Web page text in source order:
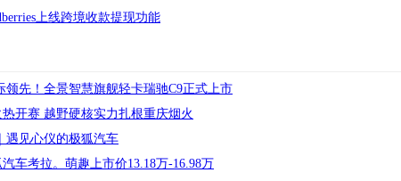
上线跨境收款提现功能
领先！全景智慧旗舰轻卡瑞驰C9正式上市
开赛 越野硬核实力扎根重庆烟火
遇见心仪的极狐汽车
车考拉。萌趣上市价13.18万-16.98万